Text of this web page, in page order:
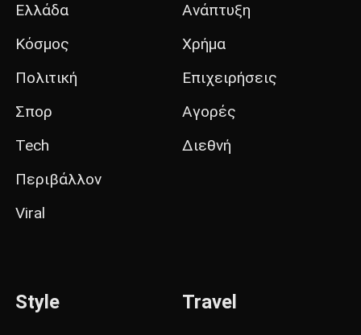
Ελλάδα
Κόσμος
Πολιτική
Σπορ
Tech
Περιβάλλον
Viral
Ανάπτυξη
Χρήμα
Επιχειρήσεις
Αγορές
Διεθνή
Style Travel